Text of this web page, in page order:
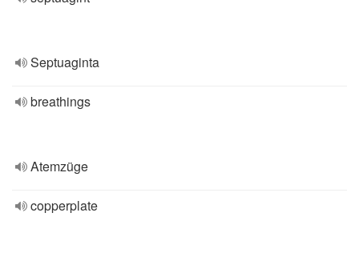
Septuaginta
breathings
Atemzüge
copperplate